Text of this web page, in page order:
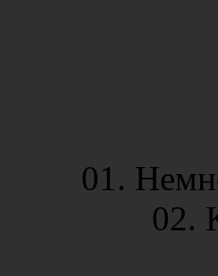
01.
02.